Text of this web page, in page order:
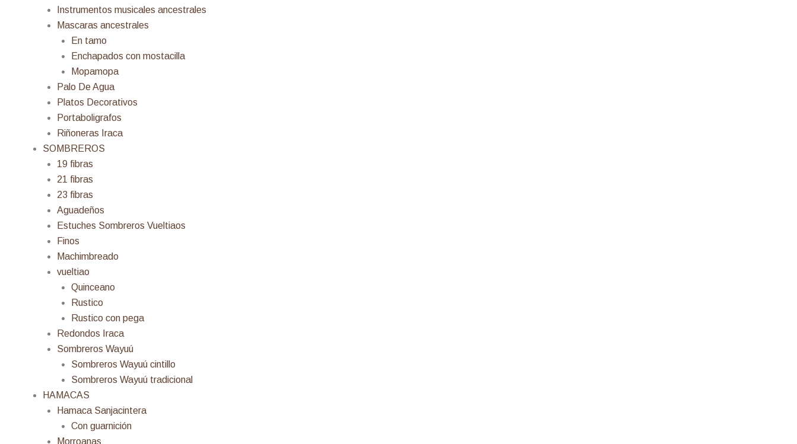
Instrumentos musicales ancestrales
Mascaras ancestrales
En tamo
Enchapados con mostacilla
Mopamopa
Palo De Agua
Platos Decorativos
Portaboligrafos
Riñoneras Iraca
SOMBREROS
19 fibras
21 fibras
23 fibras
Aguadeños
Estuches Sombreros Vueltiaos
Finos
Machimbreado
vueltiao
Quinceano
Rustico
Rustico con pega
Redondos Iraca
Sombreros Wayuú
Sombreros Wayuú cintillo
Sombreros Wayuú tradicional
HAMACAS
Hamaca Sanjacintera
Con guarnición
Morroanas